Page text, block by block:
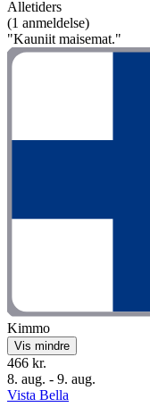
Alletiders
(1 anmeldelse)
"Kauniit maisemat."
Kimmo
Vis mindre
466 kr.
8. aug. - 9. aug.
Vista Bella